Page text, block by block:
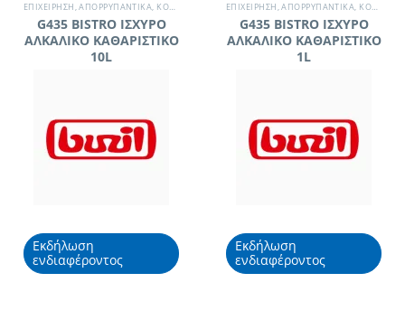
EΠΙΧΕΊΡΗΣΗ,ΑΠΟΡΡΥΠΑΝΤΙΚΆ, ΚΟΥΖΊΝΑ - GRILL ,ΞΕΝΟΔΟΧΕΊΟ,ΧΗΜΙΚΆ -
G435 BISTRO ΙΣΧΥΡΟ
ΑΛΚΑΛΙΚΟ ΚΑΘΑΡΙΣΤΙΚΟ
10L
Εκδήλωση
ενδιαφέροντος
EΠΙΧΕΊΡΗΣΗ,ΑΠΟΡΡΥΠΑΝΤΙΚΆ, ΚΟΥΖΊΝΑ - GRILL
G435 BISTRO ΙΣΧΥΡΟ
ΑΛΚΑΛΙΚΟ ΚΑΘΑΡΙΣΤΙΚΟ
1L
Εκδήλωση
ενδιαφέροντος